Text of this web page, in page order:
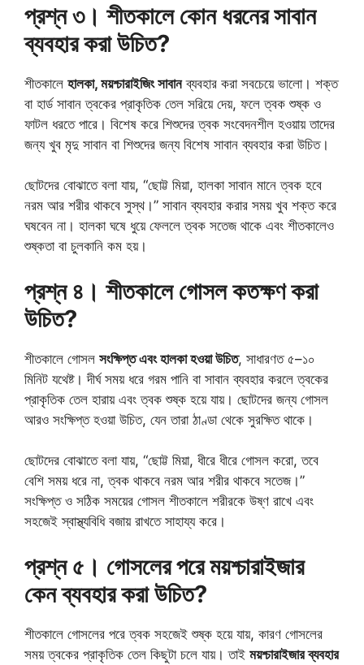
প্রশ্ন ৩। শীতকালে কোন ধরনের সাবান
ব্যবহার করা উচিত?
শীতকালে হালকা, ময়শ্চারাইজিং সাবানব্যবহার করা সবচেয়ে ভালো। শক্ত
বা হার্ড সাবান ত্বকের প্রাকৃতিক তেল সরিয়ে দেয়, ফলে ত্বক শুষ্ক ও
ফাটল ধরতে পারে। বিশেষ করে শিশুদের ত্বক সংবেদনশীল হওয়ায় তাদের
জন্য খুব মৃদু সাবান বা শিশুদের জন্য বিশেষ সাবান ব্যবহার করা উচিত।
ছোটদের বোঝাতে বলা যায়, “ছোট্ট মিয়া, হালকা সাবান মানে ত্বক হবে
নরম আর শরীর থাকবে সুস্থ।” সাবান ব্যবহার করার সময় খুব শক্ত করে
ঘষবেন না। হালকা ঘষে ধুয়ে ফেললে ত্বক সতেজ থাকে এবং শীতকালেও
শুষ্কতা বা চুলকানি কম হয়।
প্রশ্ন ৪। শীতকালে গোসল কতক্ষণ করা
উচিত?
শীতকালে গোসল সংক্ষিপ্ত এবং হালকা হওয়া উচিত, সাধারণত ৫–১০
মিনিট যথেষ্ট। দীর্ঘ সময় ধরে গরম পানি বা সাবান ব্যবহার করলে ত্বকের
প্রাকৃতিক তেল হারায় এবং ত্বক শুষ্ক হয়ে যায়। ছোটদের জন্য গোসল
আরও সংক্ষিপ্ত হওয়া উচিত, যেন তারা ঠাণ্ডা থেকে সুরক্ষিত থাকে।
ছোটদের বোঝাতে বলা যায়, “ছোট্ট মিয়া, ধীরে ধীরে গোসল করো, তবে
বেশি সময় ধরে না, ত্বক থাকবে নরম আর শরীর থাকবে সতেজ।”
সংক্ষিপ্ত ও সঠিক সময়ের গোসল শীতকালে শরীরকে উষ্ণ রাখে এবং
সহজেই স্বাস্থ্যবিধি বজায় রাখতে সাহায্য করে।
প্রশ্ন ৫। গোসলের পরে ময়শ্চারাইজার
কেন ব্যবহার করা উচিত?
শীতকালে গোসলের পরে ত্বক সহজেই শুষ্ক হয়ে যায়, কারণ গোসলের
সময় ত্বকের প্রাকৃতিক তেল কিছুটা চলে যায়। তাই ময়শ্চারাইজার ব্যবহার